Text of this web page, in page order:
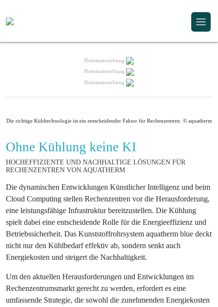
Premiumwerbung
Premiumwerbung
Premiumwerbung
Die richtige Kühltechnologie ist ein entscheidender Faktor für Rechenzentren. © aquatherm
Ohne Kühlung keine KI
HOCHEFFIZIENTE UND NACHHALTIGE LÖSUNGEN FÜR
RECHENZENTREN VON AQUATHERM
Die dynamischen Entwicklungen Künstlicher Intelligenz und beim
Cloud Computing stellen Rechenzentren vor die Herausforderung,
eine leistungsfähige Infrastruktur bereitzustellen. Die Kühlung
spielt dabei eine entscheidende Rolle für die Energieeffizienz und
Betriebssicherheit. Das Kunststoffrohrsystem aquatherm blue deckt
nicht nur den Kühlbedarf effektiv ab, sondern senkt auch
Energiekosten und steigert die Nachhaltigkeit.
Um den aktuellen Herausforderungen und Entwicklungen im
Rechenzentrumsmarkt gerecht zu werden, erfordert es eine
umfassende Strategie, die sowohl die zunehmenden Energiekosten